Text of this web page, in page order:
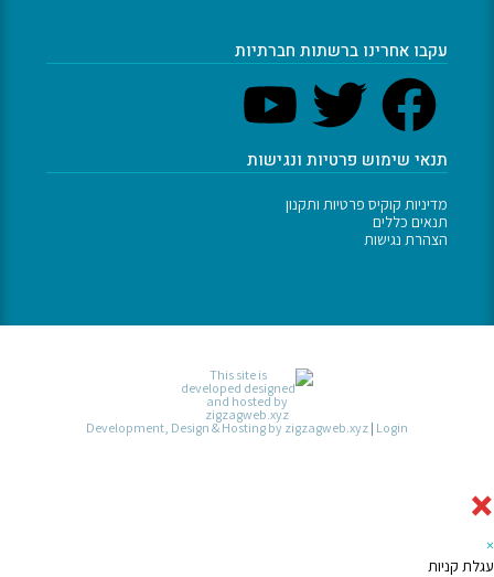
עקבו אחרינו ברשתות חברתיות
תנאי שימוש פרטיות ונגישות
מדיניות קוקיס פרטיות ותקנון
תנאים כללים
הצהרת נגישות
Development, Design & Hosting by zigzagweb.xyz|Login
קניות